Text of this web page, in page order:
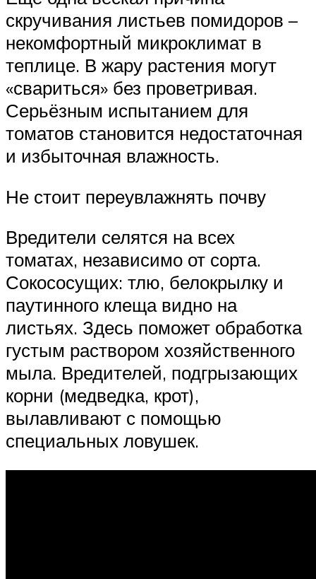
скручивания листьев помидоров –
некомфортный микроклимат в
теплице. В жару растения могут
«свариться» без проветривая.
Серьёзным испытанием для
томатов становится недостаточная
и избыточная влажность.
Не стоит переувлажнять почву
Вредители селятся на всех
томатах, независимо от сорта.
Сокососущих: тлю, белокрылку и
паутинного клеща видно на
листьях. Здесь поможет обработка
густым раствором хозяйственного
мыла. Вредителей, подгрызающих
корни (медведка, крот),
вылавливают с помощью
специальных ловушек.